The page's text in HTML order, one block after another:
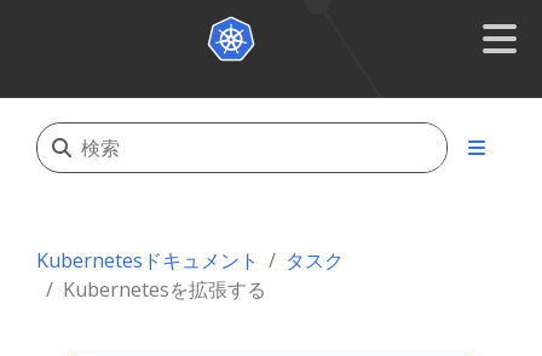
Kubernetesドキュメント
タスク
Kubernetesを拡張する